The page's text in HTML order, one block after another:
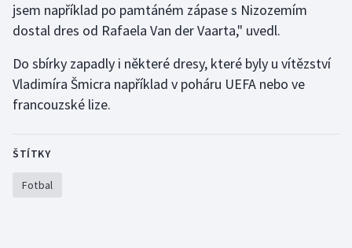
Krasobruslení
Lyže a snowboard
Motorsport
jsem například po pamtáném zápase s Nizozemím
dostal dres od Rafaela Van der Vaarta," uvedl.
Do sbírky zapadly i některé dresy, které byly u vítězství
Vladimíra Šmicra například v poháru UEFA nebo ve
francouzské lize.
ŠTÍTKY
Fotbal